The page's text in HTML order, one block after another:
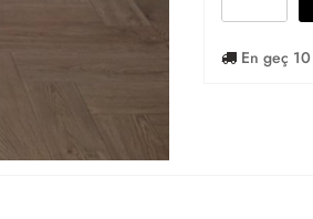
En geç 10